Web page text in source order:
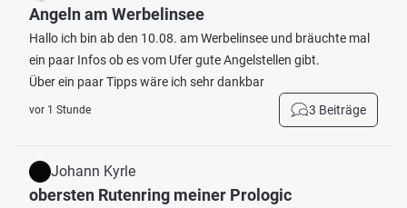
Angeln am Werbelinsee
Hallo ich bin ab den 10.08. am Werbelinsee und bräuchte mal
ein paar Infos ob es vom Ufer gute Angelstellen gibt.
Über ein paar Tipps wäre ich sehr dankbar
vor 1 Stunde 3 Beiträge
Johann Kyrle
obersten Rutenring meiner Prologic